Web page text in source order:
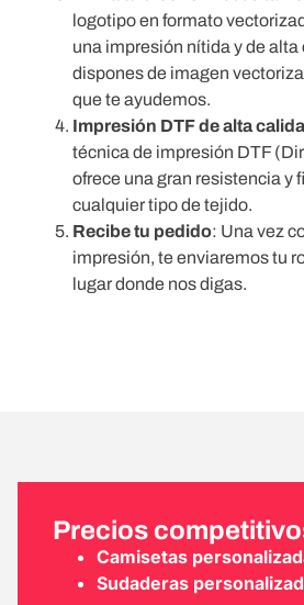
logotipo en formato
una impresión nítida y de alta
dispones de imagen
que te ayudemos.
Impresión DTF de alta
técnica de impresión DTF
ofrece una gran resistencia y
cualquier tipo de tejido.
Recibe tu pedido: Una vez
impresión, te enviaremos tu
lugar donde nos digas.
Precios
Camisetas
Sudaderas